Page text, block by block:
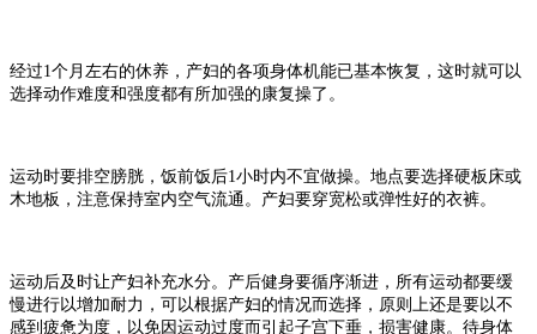
经过1个月左右的休养，产妇的各项身体机能已基本恢复，这时就可以
选择动作难度和强度都有所加强的康复操了。
运动时要排空膀胱，饭前饭后1小时内不宜做操。地点要选择硬板床或
木地板，注意保持室内空气流通。产妇要穿宽松或弹性好的衣裤。
运动后及时让产妇补充水分。产后健身要循序渐进，所有运动都要缓
慢进行以增加耐力，可以根据产妇的情况而选择，原则上还是要以不
感到疲惫为度，以免因运动过度而引起子宫下垂，损害健康。待身体